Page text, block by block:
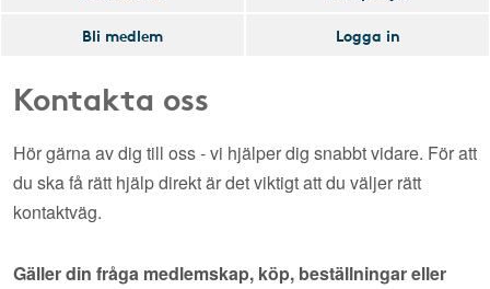
Bli medlem
Logga in
Kontakta oss
Hör gärna av dig till oss - vi hjälper dig snabbt vidare. För att
du ska få rätt hjälp direkt är det viktigt att du väljer rätt
kontaktväg.
Gäller din fråga medlemskap, köp, beställningar eller